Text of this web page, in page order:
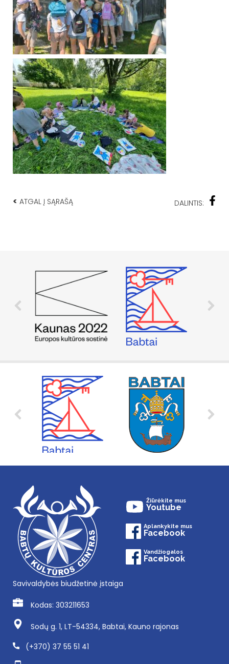
< ATGAL Į SĄRAŠĄ DALINTIS:
Žiūrėkite mus
Youtube
Aplankykite mus
Facebook
Vandžiogalos
Facebook
Savivaldybės biudžetinė įstaiga
Kodas: 303211653
Sodų g. 1, LT-54334, Babtai, Kauno rajonas
(+370) 37 55 51 41